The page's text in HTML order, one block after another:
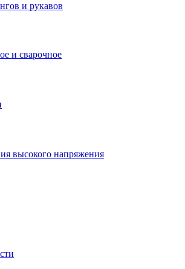
и рукавов
и сварочное
высокого напряжения